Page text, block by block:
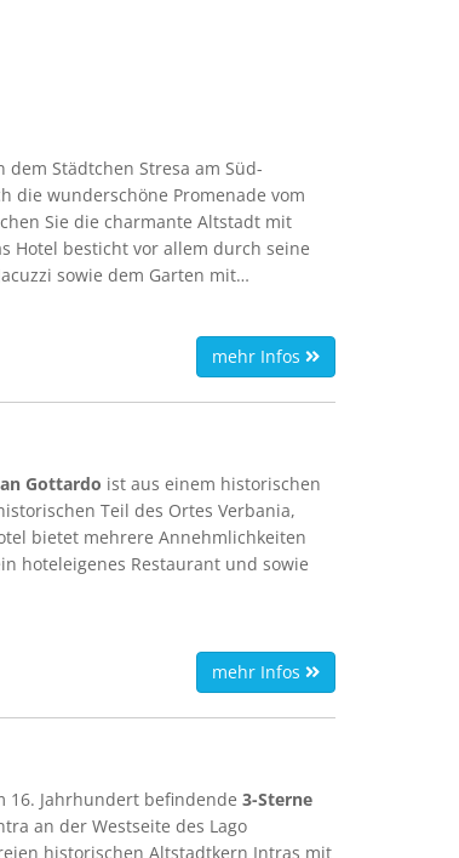
dem Städtchen Stresa am Süd-
die wunderschöne Promenade vom
Sie die charmante Altstadt mit
Hotel besticht vor allem durch seine
sowie dem Garten mit
mehr Infos
Gottardo ist aus einem historischen
Teil des Ortes Verbania,
bietet mehrere Annehmlichkeiten
hoteleigenes Restaurant und sowie
mehr Infos
16. Jahrhundert befindende 3-Sterne
an der Westseite des Lago
historischen Altstadtkern Intras mit